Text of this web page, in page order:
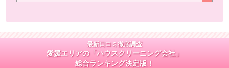
最新口コミ徹底調査
愛媛エリアの「ハウスクリーニング会社」
総合ランキング決定版！